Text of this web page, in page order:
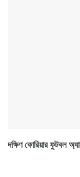
দক্ষিণ কোরিয়ার ফুটবল